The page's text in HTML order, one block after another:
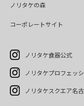
ノリタケの森
コーポレートサイト
ノリタケ食器公式
ノリタケプロフェッ
ノリタケスクエア名